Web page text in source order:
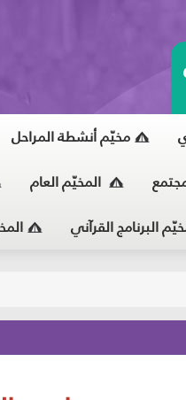
مخيّم أنشطة المراحل
المخيّم العام
البرنامج القرآني